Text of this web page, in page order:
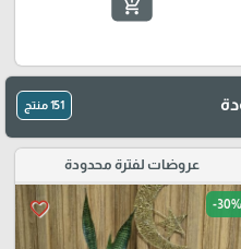
add_shopping_cart
151 منتج
عروضات لفترة محدودة
favorite_border -30%